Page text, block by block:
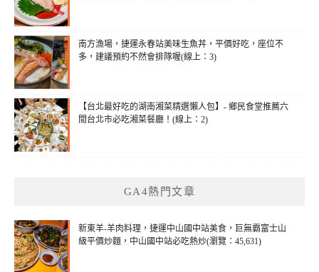
南方漁場，捷運永春站美味生魚丼，平價好吃，座位不
多，建議預約不然會排隊喔(線上：3)
【台北最好吃的湖南湘菜精選懶人包】- 鄉民食堂推薦六
間台北市必吃湘菜餐廳！(線上：2)
GA4熱門文章
新東羊-羊肉料理，捷運中山國中站美食，巨無霸富士山
級平價炒麵，中山國中站必吃熱炒(瀏覽：45,631)